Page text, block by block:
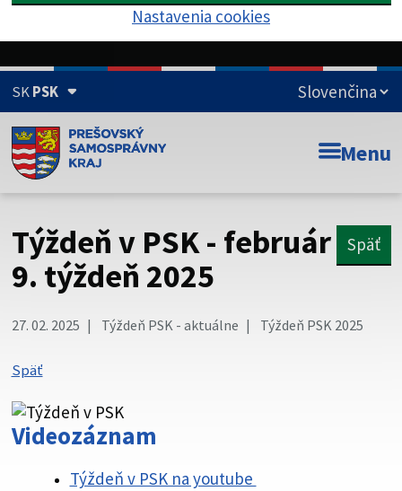
Nastavenia cookies
SKPSK
Doména psk.sk je oficiálna
Toto je oficiálna webová stránka Prešovského
psk.sk.
Táto stránka je zabezpečená
cez zabezpečenú webovú stránku. Zabezpečená stránka
vždy začína https:// pred názvom domény webového sídla.
Menu
Týždeň v PSK - február
9. týždeň 2025
Späť
27. 02. 2025 Týždeň PSK - aktuálne Týždeň PSK 2025
Späť
Videozáznam
Týždeň v PSK na youtube